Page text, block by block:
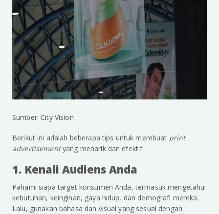
Sumber: City Vision
Berikut ini adalah beberapa tips untuk membuat print
advertisementyang menarik dan efektif:
1. Kenali Audiens Anda
Pahami siapa target konsumen Anda, termasuk mengetahui
kebutuhan, keinginan, gaya hidup, dan demografi mereka.
Lalu, gunakan bahasa dan visual yang sesuai dengan